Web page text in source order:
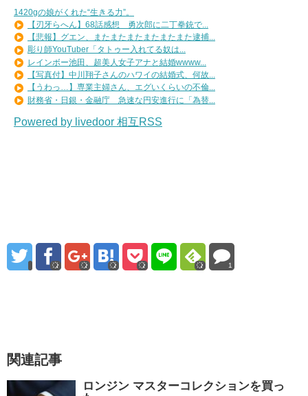
1420gの娘がくれた“生きる力”。
【刃牙らへん】68話感想 勇次郎に二丁拳銃で...
【悲報】グエン、またまたまたまたまたまた逮捕...
彫り師YouTuber「タトゥー入れてる奴は...
レインボー池田、超美人女子アナと結婚wwww...
【写真付】中川翔子さんのハワイの結婚式、何故...
【うわっ…】専業主婦さん、エグいくらいの不倫...
財務省・日銀・金融庁 急速な円安進行に「為替...
Powered by livedoor 相互RSS
1
関連記事
ロンジン マスターコレクションを買っ